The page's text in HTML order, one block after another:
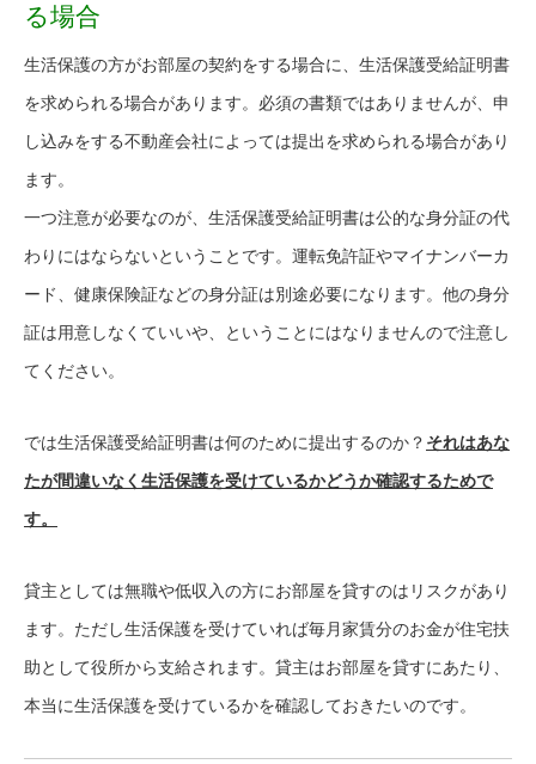
る場合
生活保護の方がお部屋の契約をする場合に、生活保護受給証明書
を求められる場合があります。必須の書類ではありませんが、申
し込みをする不動産会社によっては提出を求められる場合があり
ます。
一つ注意が必要なのが、生活保護受給証明書は公的な身分証の代
わりにはならないということです。運転免許証やマイナンバーカ
ード、健康保険証などの身分証は別途必要になります。他の身分
証は用意しなくていいや、ということにはなりませんので注意し
てください。
では生活保護受給証明書は何のために提出するのか？ それはあな
たが間違いなく生活保護を受けているかどうか確認するためで
す。
貸主としては無職や低収入の方にお部屋を貸すのはリスクがあり
ます。ただし生活保護を受けていれば毎月家賃分のお金が住宅扶
助として役所から支給されます。貸主はお部屋を貸すにあたり、
本当に生活保護を受けているかを確認しておきたいのです。